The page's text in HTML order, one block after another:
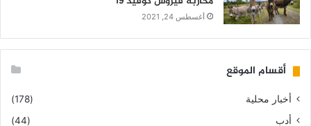
أغسطس 24, 2021
أقسام الموقع
أخبار محلية
(178)
أدب
(44)